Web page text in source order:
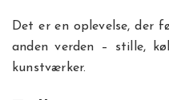
Det er en oplevelse, der
anden verden – stille,
kunstværker.